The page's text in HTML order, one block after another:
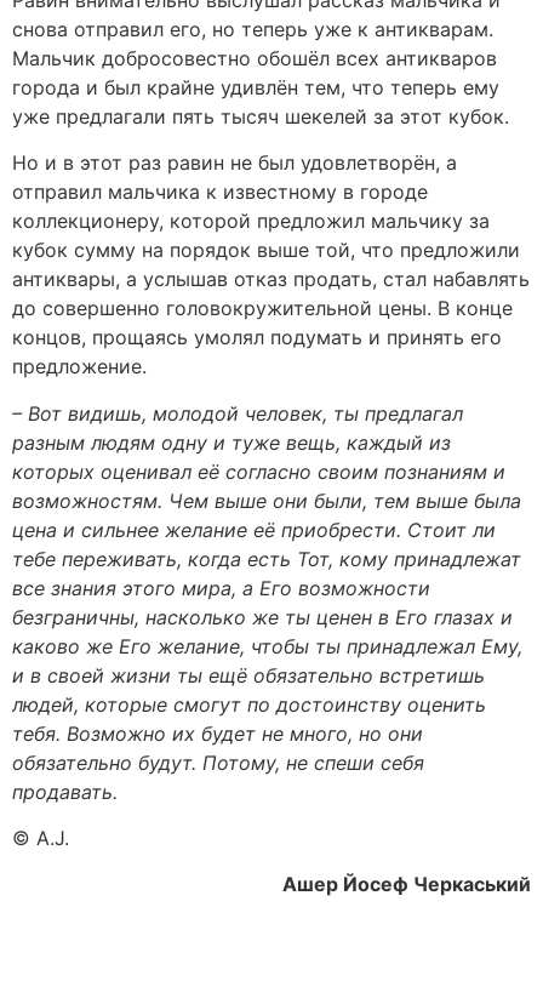
снова отправил его, но теперь уже к антикварам.
Мальчик добросовестно обошёл всех антикваров
города и был крайне удивлён тем, что теперь ему
уже предлагали пять тысяч шекелей за этот кубок.
Но и в этот раз равин не был удовлетворён, а
отправил мальчика к известному в городе
коллекционеру, которой предложил мальчику за
кубок сумму на порядок выше той, что предложили
антиквары, а услышав отказ продать, стал набавлять
до совершенно головокружительной цены. В конце
концов, прощаясь умолял подумать и принять его
предложение.
– Вот видишь, молодой человек, ты предлагал
разным людям одну и туже вещь, каждый из
которых оценивал её согласно своим познаниям и
возможностям. Чем выше они были, тем выше была
цена и сильнее желание её приобрести. Стоит ли
тебе переживать, когда есть Тот, кому принадлежат
все знания этого мира, а Его возможности
безграничны, насколько же ты ценен в Его глазах и
каково же Его желание, чтобы ты принадлежал Ему,
и в своей жизни ты ещё обязательно встретишь
людей, которые смогут по достоинству оценить
тебя. Возможно их будет не много, но они
обязательно будут. Потому, не спеши себя
продавать.
©️ A.J.
Ашер Йосеф Черкаський